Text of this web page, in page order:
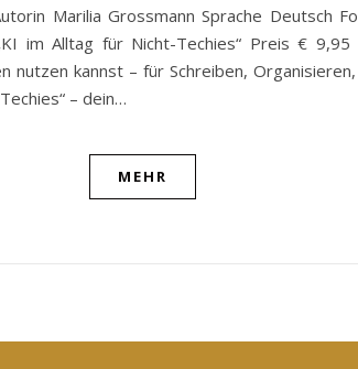
Marilia Grossmann Sprache Deutsch
im Alltag für Nicht-Techies“ Preis € 9,95
kannst – für Schreiben,
– dein…
MEHR